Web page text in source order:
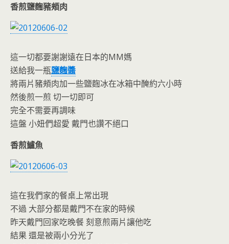
香煎鹽麴豬頰肉
這一切都要謝謝遠在日本的MM媽
送給我一瓶鹽麴醬
將兩片豬頰肉加一些鹽麴冰在冰箱中醃約六小時
然後煎一煎 切一切即可
完全不需要再調味
這盤 小妞們超愛 戴門也讚不絕口
香煎鱸魚
這在我們家的餐桌上常出現
不過 大部分都是戴門不在家的時候
昨天戴門回家吃晚餐 刻意煎兩片讓他吃
結果 還是被兩小分光了